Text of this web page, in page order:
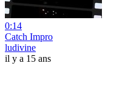
0:14
Catch Impro
ludivine
il y a 15 ans